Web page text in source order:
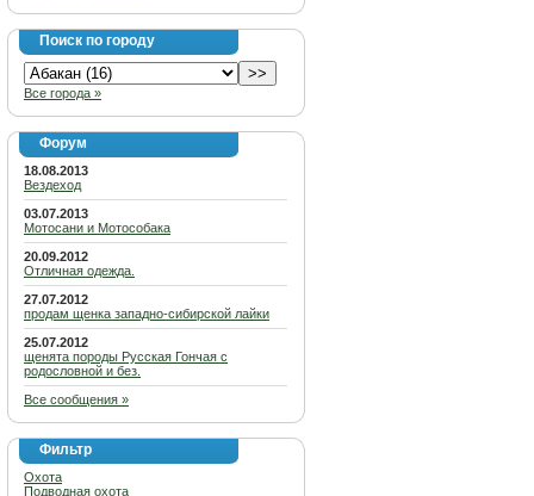
Поиск по городу
Все города »
Форум
18.08.2013
Вездеход
03.07.2013
Мотосани и Мотособака
20.09.2012
Отличная одежда.
27.07.2012
продам щенка западно-сибирской лайки
25.07.2012
щенята породы Русская Гончая с
родословной и без.
Все сообщения »
Фильтр
Охота
Подводная охота